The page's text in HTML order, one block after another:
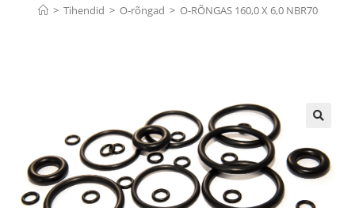
> Tihendid > O-rõngad > O-RÕNGAS 160,0 X 6,0 NBR70